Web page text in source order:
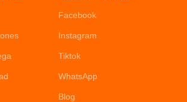
Facebook
Instagram
Tiktok
WhatsApp
Blog